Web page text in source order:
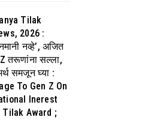
Tilak
2026 :
नव्हे’, अजित
तरूणांना सल्ला,
समजून घ्या :
To Gen Z On
Inerest
Tilak Award ;